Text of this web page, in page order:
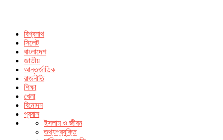
বিশ্বনাথ
সিলেট
বাংলাদেশ
জাতীয়
আন্তর্জাতিক
রাজনীতি
শিক্ষা
খেলা
বিনোদন
প্রবাস
ইসলাম ও জীবন
তথ্যপ্রযুক্তি